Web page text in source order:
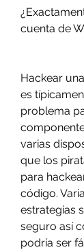
cuenta de
Hackear
es
problema
varias
que los
para
código.
estrategias
seguro así
podría ser